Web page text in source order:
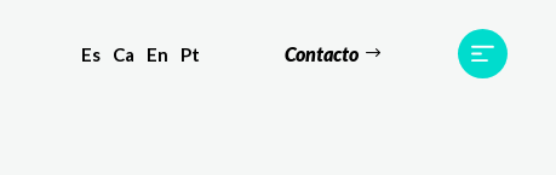
Es Ca En Pt Contacto